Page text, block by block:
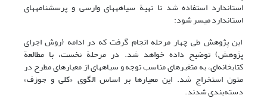
استاندارد استفاده شد تا تهیة سیاهه‎های ‎وارسی و پرسشنامه‎های
این پژوهش طی چهار مرحله انجام گرفت که در ادامه (روش اجرای
پژوهش) توضیح داده خواهد شد. در مرحلة نخست، با مطالعة
کتابخانه‌ای، به متغیرهای مناسب توجه و سیاهه­ای از معیارهای مطرح در
متون استخراج شد. این معیارها بر اساس الگوی «کلی و جوزف»
دسته‌بندی شدند.